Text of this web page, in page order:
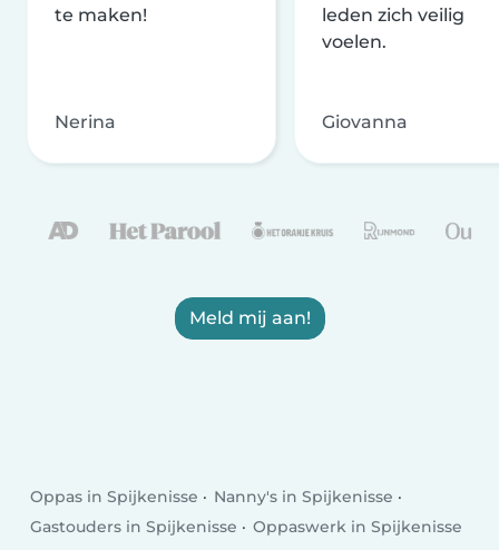
te maken!
Nerina
leden zich veilig
voelen.
Giovanna
Meld mij aan!
Oppas in Spijkenisse
Nanny's in Spijkenisse
Gastouders in Spijkenisse
Oppaswerk in Spijkenisse